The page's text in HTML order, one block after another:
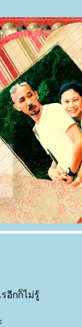
อีกก็ไม่รู้